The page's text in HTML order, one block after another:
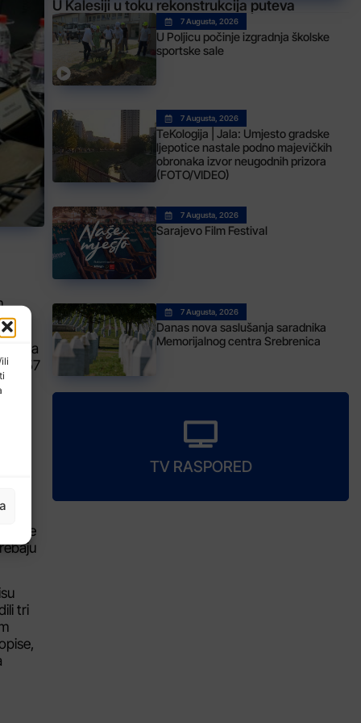
se na
tri
U Kalesiji u toku rekonstrukcija puteva
7 Augusta, 2026
U Poljicu počinje izgradnja školske
sportske sale
7 Augusta, 2026
TeKologija | Jala: Umjesto gradske
ljepotice nastale podno majevičkih
obronaka izvor neugodnih prizora
(FOTO/VIDEO)
7 Augusta, 2026
Sarajevo Film Festival
7 Augusta, 2026
Danas nova saslušanja saradnika
Memorijalnog centra Srebrenica
TV RASPORED